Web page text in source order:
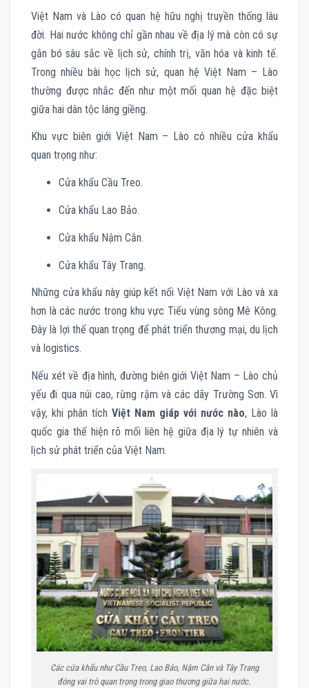
Việt Nam và Lào có quan hệ hữu nghị truyền thống lâu
đời. Hai nước không chỉ gần nhau về địa lý mà còn có sự
gắn bó sâu sắc về lịch sử, chính trị, văn hóa và kinh tế.
Trong nhiều bài học lịch sử, quan hệ Việt Nam – Lào
thường được nhắc đến như một mối quan hệ đặc biệt
giữa hai dân tộc láng giềng.
Khu vực biên giới Việt Nam – Lào có nhiều cửa khẩu
quan trọng như:
Cửa khẩu Cầu Treo.
Cửa khẩu Lao Bảo.
Cửa khẩu Nậm Cắn.
Cửa khẩu Tây Trang.
Những cửa khẩu này giúp kết nối Việt Nam với Lào và xa
hơn là các nước trong khu vực Tiểu vùng sông Mê Kông.
Đây là lợi thế quan trọng để phát triển thương mại, du lịch
và logistics.
Nếu xét về địa hình, đường biên giới Việt Nam – Lào chủ
yếu đi qua núi cao, rừng rậm và các dãy Trường Sơn. Vì
vậy, khi phân tích Việt Nam giáp với nước nào, Lào là
quốc gia thể hiện rõ mối liên hệ giữa địa lý tự nhiên và
lịch sử phát triển của Việt Nam.
Các cửa khẩu như Cầu Treo, Lao Bảo, Nậm Cắn và Tây Trang
đóng vai trò quan trọng trong giao thương giữa hai nước.